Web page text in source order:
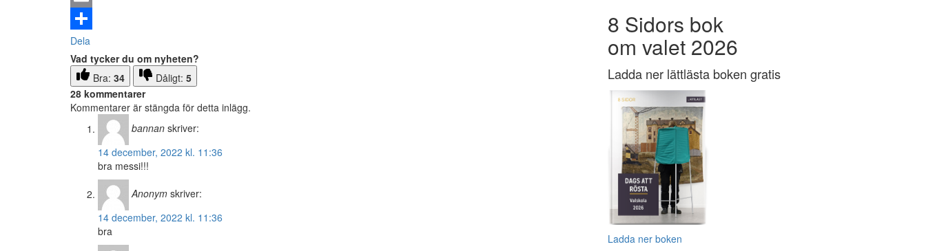
Email
Dela
Vad tycker du om nyheten?
Bra: 34 Dåligt: 5
28 kommentarer
Kommentarer är stängda för detta inlägg.
bannan skriver:
14 december, 2022 kl. 11:36
bra messi!!!
Anonym skriver:
14 december, 2022 kl. 11:36
bra
8 Sidors bok
om valet 2026
Ladda ner lättlästa boken gratis
Ladda ner boken